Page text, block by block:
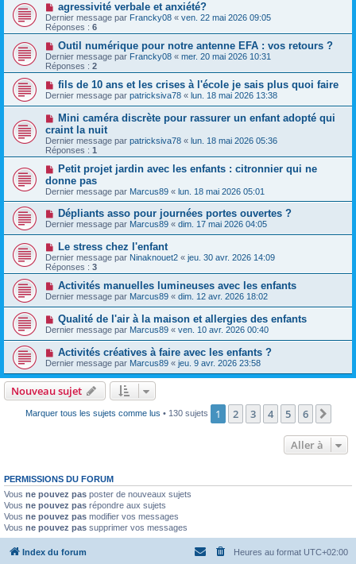
agressivité verbale et anxiété?
Dernier message par Francky08 « ven. 22 mai 2026 09:05
Réponses : 6
Outil numérique pour notre antenne EFA : vos retours ?
Dernier message par Francky08 « mer. 20 mai 2026 10:31
Réponses : 2
fils de 10 ans et les crises à l'école je sais plus quoi faire
Dernier message par patricksiva78 « lun. 18 mai 2026 13:38
Mini caméra discrète pour rassurer un enfant adopté qui
craint la nuit
Dernier message par patricksiva78 « lun. 18 mai 2026 05:36
Réponses : 1
Petit projet jardin avec les enfants : citronnier qui ne
donne pas
Dernier message par Marcus89 « lun. 18 mai 2026 05:01
Dépliants asso pour journées portes ouvertes ?
Dernier message par Marcus89 « dim. 17 mai 2026 04:05
Le stress chez l'enfant
Dernier message par Ninaknouet2 « jeu. 30 avr. 2026 14:09
Réponses : 3
Activités manuelles lumineuses avec les enfants
Dernier message par Marcus89 « dim. 12 avr. 2026 18:02
Qualité de l'air à la maison et allergies des enfants
Dernier message par Marcus89 « ven. 10 avr. 2026 00:40
Activités créatives à faire avec les enfants ?
Dernier message par Marcus89 « jeu. 9 avr. 2026 23:58
Nouveau sujet
Marquer tous les sujets comme lus • 130 sujets 1 2 3 4 5 6
Aller à
PERMISSIONS DU FORUM
Vous ne pouvez pas poster de nouveaux sujets
Vous ne pouvez pas répondre aux sujets
Vous ne pouvez pas modifier vos messages
Vous ne pouvez pas supprimer vos messages
Index du forum Heures au format UTC+02:00